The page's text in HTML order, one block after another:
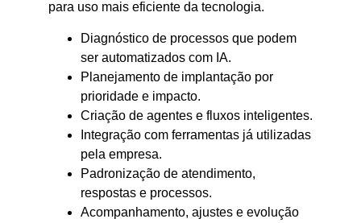
para uso mais eficiente da tecnologia.
Diagnóstico de processos que podem
ser automatizados com IA.
Planejamento de implantação por
prioridade e impacto.
Criação de agentes e fluxos inteligentes.
Integração com ferramentas já utilizadas
pela empresa.
Padronização de atendimento,
respostas e processos.
Acompanhamento, ajustes e evolução